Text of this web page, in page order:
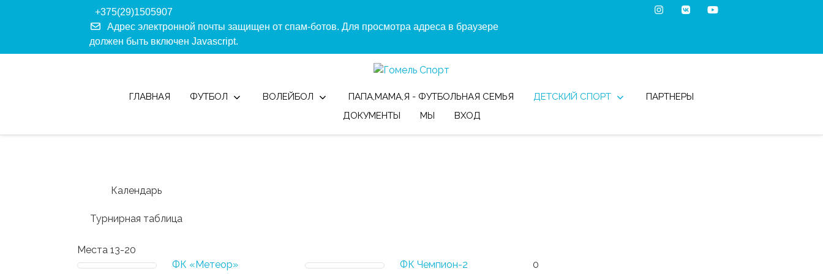
+375(29)1505907
Адрес электронной почты защищен от спам-ботов. Для просмотра адреса в браузере
должен быть включен Javascript.
ГЛАВНАЯ ФУТБОЛ ВОЛЕЙБОЛ ПАПА,МАМА,Я - ФУТБОЛЬНАЯ СЕМЬЯ ДЕТСКИЙ СПОРТ
ПАРТНЕРЫ
ДОКУМЕНТЫ
МЫ ВХОД
Календарь
Турнирная таблица
Места 13-20
ФК «Метеор»
ФК Чемпион-2
0